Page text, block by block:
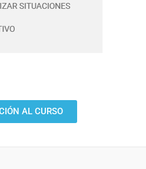
AL CURSO